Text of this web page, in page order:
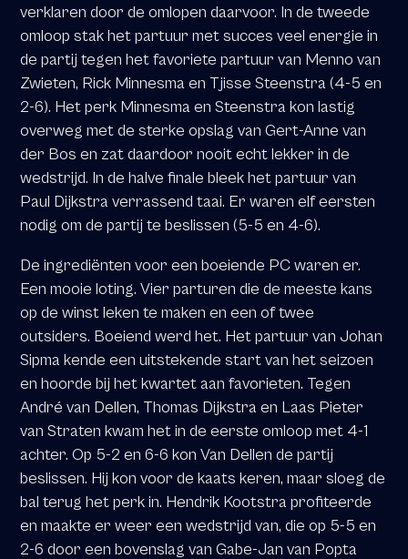
verklaren door de omlopen daarvoor. In de tweede
omloop stak het partuur met succes veel energie in
de partij tegen het favoriete partuur van Menno van
Zwieten, Rick Minnesma en Tjisse Steenstra (4-5 en
2-6). Het perk Minnesma en Steenstra kon lastig
overweg met de sterke opslag van Gert-Anne van
der Bos en zat daardoor nooit echt lekker in de
wedstrijd. In de halve finale bleek het partuur van
Paul Dijkstra verrassend taai. Er waren elf eersten
nodig om de partij te beslissen (5-5 en 4-6).
De ingrediënten voor een boeiende PC waren er.
Een mooie loting. Vier parturen die de meeste kans
op de winst leken te maken en een of twee
outsiders. Boeiend werd het. Het partuur van Johan
Sipma kende een uitstekende start van het seizoen
en hoorde bij het kwartet aan favorieten. Tegen
André van Dellen, Thomas Dijkstra en Laas Pieter
van Straten kwam het in de eerste omloop met 4-1
achter. Op 5-2 en 6-6 kon Van Dellen de partij
beslissen. Hij kon voor de kaats keren, maar sloeg de
bal terug het perk in. Hendrik Kootstra profiteerde
en maakte er weer een wedstrijd van, die op 5-5 en
2-6 door een bovenslag van Gabe-Jan van Popta